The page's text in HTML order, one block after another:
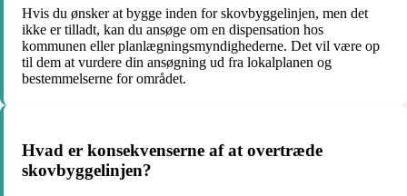
Hvis du ønsker at bygge inden for skovbyggelinjen, men det
ikke er tilladt, kan du ansøge om en dispensation hos
kommunen eller planlægningsmyndighederne. Det vil være op
til dem at vurdere din ansøgning ud fra lokalplanen og
bestemmelserne for området.
Hvad er konsekvenserne af at overtræde
skovbyggelinjen?